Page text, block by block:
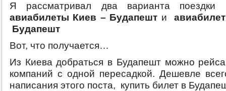
Я рассматривал два варианта поездки
авиабилеты Киев – Будапешт и
Будапешт
Вот, что получается…
Из Киева добраться в Будапешт можно
компаний с одной пересадкой. Дешевле
написания этого поста, купить билет в